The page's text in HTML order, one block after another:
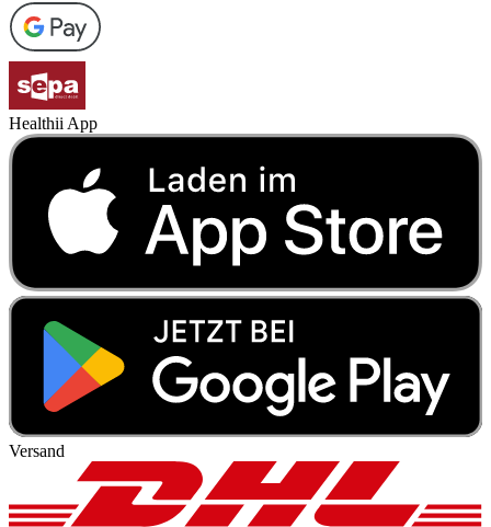
Healthii App
Versand